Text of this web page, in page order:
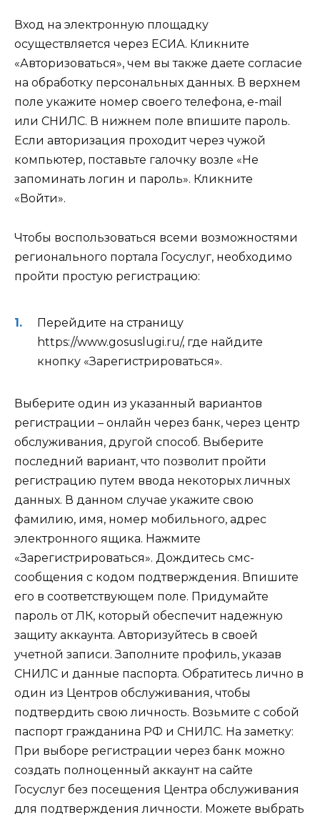
Вход на электронную площадку
осуществляется через ЕСИА. Кликните
«Авторизоваться», чем вы также даете согласие
на обработку персональных данных. В верхнем
поле укажите номер своего телефона, e-mail
или СНИЛС. В нижнем поле впишите пароль.
Если авторизация проходит через чужой
компьютер, поставьте галочку возле «Не
запоминать логин и пароль». Кликните
«Войти».
Чтобы воспользоваться всеми возможностями
регионального портала Госуслуг, необходимо
пройти простую регистрацию:
Перейдите на страницу
https://www.gosuslugi.ru/, где найдите
кнопку «Зарегистрироваться».
Выберите один из указанный вариантов
регистрации – онлайн через банк, через центр
обслуживания, другой способ. Выберите
последний вариант, что позволит пройти
регистрацию путем ввода некоторых личных
данных. В данном случае укажите свою
фамилию, имя, номер мобильного, адрес
электронного ящика. Нажмите
«Зарегистрироваться». Дождитесь смс-
сообщения с кодом подтверждения. Впишите
его в соответствующем поле. Придумайте
пароль от ЛК, который обеспечит надежную
защиту аккаунта. Авторизуйтесь в своей
учетной записи. Заполните профиль, указав
СНИЛС и данные паспорта. Обратитесь лично в
один из Центров обслуживания, чтобы
подтвердить свою личность. Возьмите с собой
паспорт гражданина РФ и СНИЛС. На заметку:
При выборе регистрации через банк можно
создать полноценный аккаунт на сайте
Госуслуг без посещения Центра обслуживания
для подтверждения личности. Можете выбрать